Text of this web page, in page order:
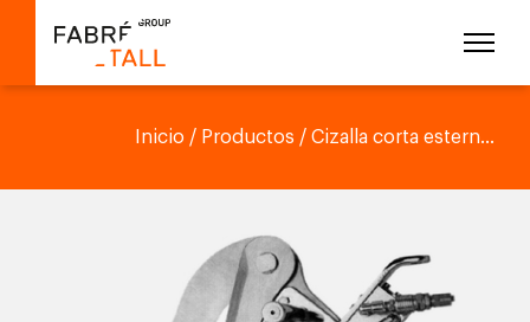
Inicio / Productos / Cizalla corta estern...